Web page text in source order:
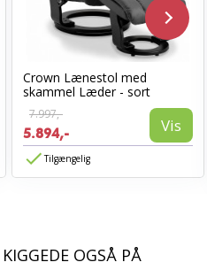
Crown Lænestol med
skammel Læder - sort
7.997,-
5.894,- Vis
Tilgængelig
OGSÅ PÅ